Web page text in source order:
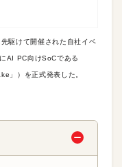
駆けて開催された自社イベ
AI PC向けSoCである
」）を正式発表した。